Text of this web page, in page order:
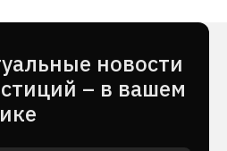
новости
– в вашем